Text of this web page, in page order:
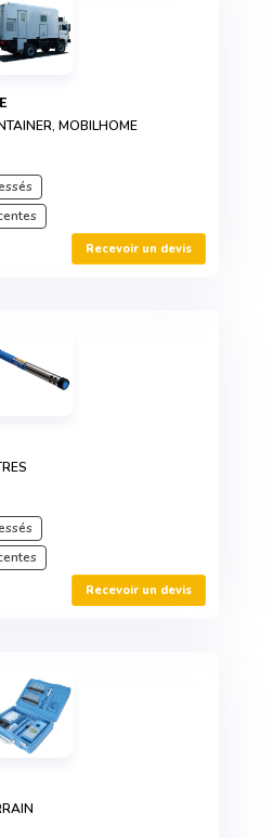
MOBILHOME
Recevoir un devis
Recevoir un devis